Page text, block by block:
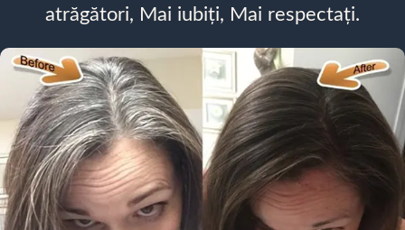
atrăgători, Mai iubiți, Mai respectați.